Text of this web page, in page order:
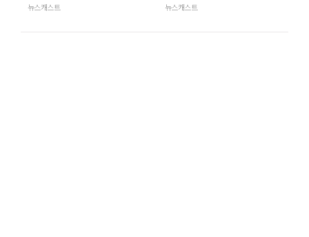
뉴스캐스트 뉴스캐스트